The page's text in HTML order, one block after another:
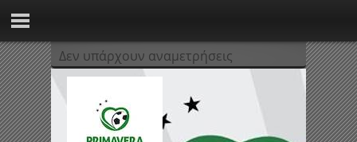
Δεν υπάρχουν αναμετρήσεις